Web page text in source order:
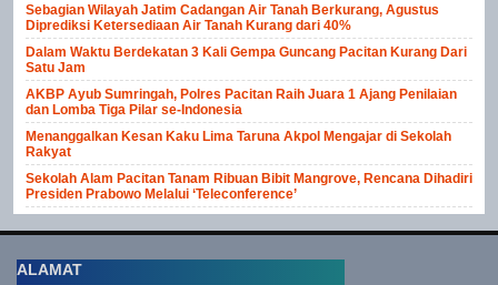
Sebagian Wilayah Jatim Cadangan Air Tanah Berkurang, Agustus
Diprediksi Ketersediaan Air Tanah Kurang dari 40%
Dalam Waktu Berdekatan 3 Kali Gempa Guncang Pacitan Kurang Dari
Satu Jam
AKBP Ayub Sumringah, Polres Pacitan Raih Juara 1 Ajang Penilaian
dan Lomba Tiga Pilar se-Indonesia
Menanggalkan Kesan Kaku Lima Taruna Akpol Mengajar di Sekolah
Rakyat
Sekolah Alam Pacitan Tanam Ribuan Bibit Mangrove, Rencana Dihadiri
Presiden Prabowo Melalui ‘Teleconference’
ALAMAT